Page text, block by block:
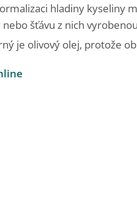
hladiny kyseliny
nebo šťávu z nich
je olivový olej, protože